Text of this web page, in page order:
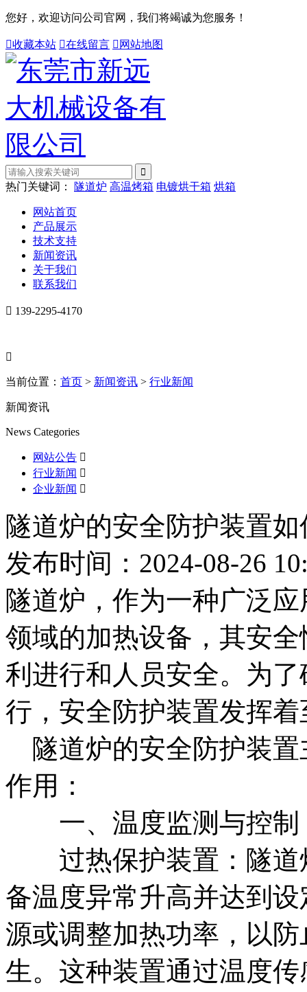
您好，欢迎访问公司官网，我们将竭诚为您服务！
收藏本站 在线留言  网站地图
热门关键词： 隧道炉 高温烤箱 电镀烘干箱 烘箱
网站首页
产品展示
技术支持
新闻资讯
关于我们
联系我们
 139-2295-4170

当前位置： 首页 > 新闻资讯 > 行业新闻
新闻资讯
News Categories
网站公告 
行业新闻 
企业新闻 
隧道炉的安全防护装置
发布时间：2024-08-26
隧道炉，作为一种广泛
领域的加热设备，其安
利进行和人员安全。为
行，安全防护装置发挥
隧道炉的安全防护装置
作用：
一、温度监测与控制
过热保护装置：隧道
备温度异常升高并达到
源或调整加热功率，以
生。这种装置通过温度